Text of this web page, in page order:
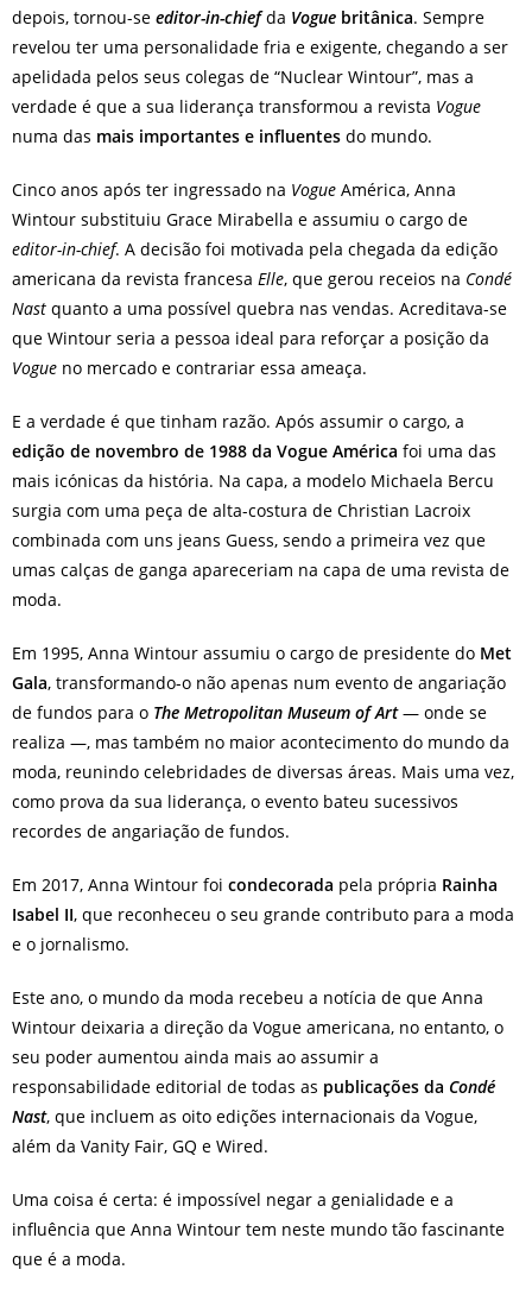
depois, tornou-se editor-in-chiefda Vogue britânica. Sempre
revelou ter uma personalidade fria e exigente, chegando a ser
apelidada pelos seus colegas de “Nuclear Wintour”, mas a
verdade é que a sua liderança transformou a revista Vogue
numa das mais importantes e influentes do mundo.
Cinco anos após ter ingressado na Vogue América, Anna
Wintour substituiu Grace Mirabella e assumiu o cargo de
editor-in-chief. A decisão foi motivada pela chegada da edição
americana da revista francesa Elle, que gerou receios na Condé
Nast quanto a uma possível quebra nas vendas. Acreditava-se
que Wintour seria a pessoa ideal para reforçar a posição da
Vogue no mercado e contrariar essa ameaça.
E a verdade é que tinham razão. Após assumir o cargo, a
edição de novembro de 1988 da Vogue América foi uma das
mais icónicas da história. Na capa, a modelo Michaela Bercu
surgia com uma peça de alta-costura de Christian Lacroix
combinada com uns jeans Guess, sendo a primeira vez que
umas calças de ganga apareceriam na capa de uma revista de
moda.
Em 1995, Anna Wintour assumiu o cargo de presidente do Met
Gala, transformando-o não apenas num evento de angariação
de fundos para o The Metropolitan Museum of Art— onde se
realiza —, mas também no maior acontecimento do mundo da
moda, reunindo celebridades de diversas áreas. Mais uma vez,
como prova da sua liderança, o evento bateu sucessivos
recordes de angariação de fundos.
Em 2017, Anna Wintour foi condecorada pela própria Rainha
Isabel II, que reconheceu o seu grande contributo para a moda
e o jornalismo.
Este ano, o mundo da moda recebeu a notícia de que Anna
Wintour deixaria a direção da Vogue americana, no entanto, o
seu poder aumentou ainda mais ao assumir a
responsabilidade editorial de todas as publicações da Condé
Nast, que incluem as oito edições internacionais da Vogue,
além da Vanity Fair, GQ e Wired.
Uma coisa é certa: é impossível negar a genialidade e a
influência que Anna Wintour tem neste mundo tão fascinante
que é a moda.